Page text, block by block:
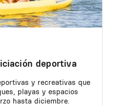
deportiva
y recreativas que
playas y espacios
hasta diciembre.